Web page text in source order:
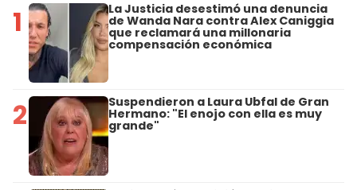
1 La Justicia desestimó una denuncia
de Wanda Nara contra Alex Caniggia
que reclamará una millonaria
compensación económica
2 Suspendieron a Laura Ubfal de Gran
Hermano: "El enojo con ella es muy
grande"